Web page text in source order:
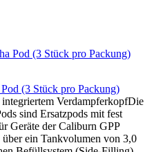
(3 Stück pro Packung)
VerdampferkopfDie
sind Ersatzpods mit fest
Geräte der Caliburn GPP
ein Tankvolumen von 3,0